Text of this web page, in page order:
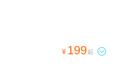
¥ 199起 